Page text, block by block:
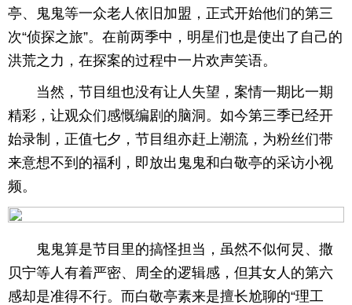
健
康
生
尚
体
育
儿
旅
戏
快
亭、鬼鬼等一众老人依旧加盟，正式开始他们的第三
次“侦探之旅”。在前两季中，明星们也是使出了自己的
洪荒之力，在探案的过程中一片欢声笑语。
当然，节目组也没有让人失望，案情一期比一期
精彩，让观众们感慨编剧的脑洞。如今第三季已经开
始录制，正值七夕，节目组亦赶上潮流，为粉丝们带
来意想不到的福利，即放出鬼鬼和白敬亭的采访小视
频。
鬼鬼算是节目里的搞怪担当，虽然不似何炅、撒
贝宁等人有着严密、周全的逻辑感，但其女人的第六
感却是准得不行。而白敬亭素来是擅长尬聊的“理工